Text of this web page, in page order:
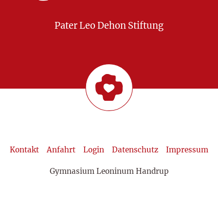
Pater Leo Dehon Stiftung
Kontakt Anfahrt Login Datenschutz Impressum
Gymnasium Leoninum Handrup